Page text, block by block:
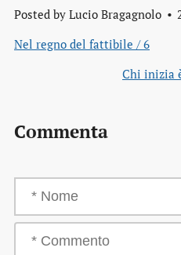
Posted by Lucio Bragagnolo
Nel regno del fattibile / 6
Chi inizia
Commenta